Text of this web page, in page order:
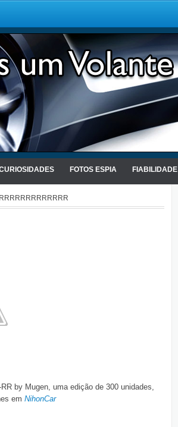
FOTOS ESPIA FIABILIDADE
by Mugen, uma edição de 300 unidades,
em NihonCar